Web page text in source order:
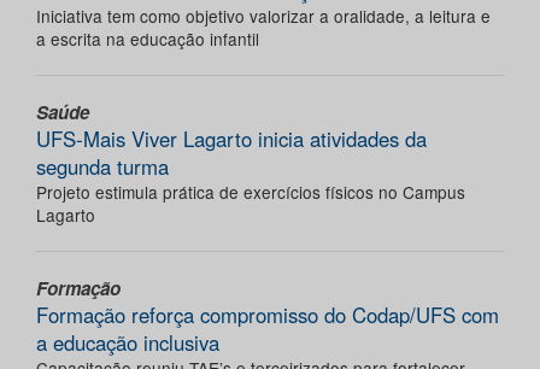
Iniciativa tem como objetivo valorizar a oralidade, a leitura e
a escrita na educação infantil
Saúde
UFS-Mais Viver Lagarto inicia atividades da
segunda turma
Projeto estimula prática de exercícios físicos no Campus
Lagarto
Formação
Formação reforça compromisso do Codap/UFS com
a educação inclusiva